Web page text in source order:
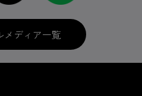
メディア一覧